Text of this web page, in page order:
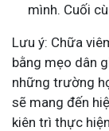
mình. Cuối
Lưu ý: Chữa
bằng mẹo dân
những trường
sẽ mang đến
kiên trì thực